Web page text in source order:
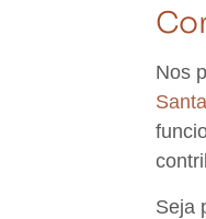
Nos
Seja